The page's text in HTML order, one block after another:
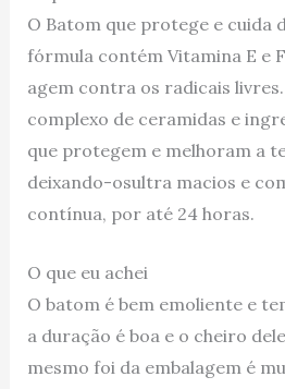
O Batom que protege e cuida
fórmula contém Vitamina E e
agem contra os radicais
complexo de ceramidas e
que protegem e melhoram a
deixando-osultra macios e
contínua, por até 24 horas.
O que eu achei
O batom é bem emoliente e
a duração é boa e o cheiro
mesmo foi da embalagem é